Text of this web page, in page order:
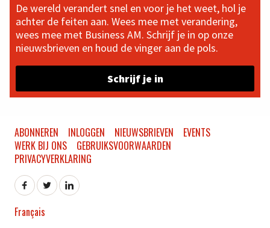
De wereld verandert snel en voor je het weet, hol je
achter de feiten aan. Wees mee met verandering,
wees mee met Business AM. Schrijf je in op onze
nieuwsbrieven en houd de vinger aan de pols.
Schrijf je in
ABONNEREN INLOGGEN NIEUWSBRIEVEN
EVENTS
WERK BIJ ONS
GEBRUIKSVOORWAARDEN
PRIVACYVERKLARING
Français